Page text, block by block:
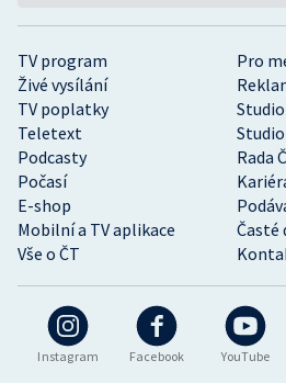
Instagram Facebook YouTube
TV program
Pro
Živé vysílání
TV poplatky
Teletext
Podcasty
Rada
Počasí
E-shop
Mobilní a TV aplikace
Časté
Vše o ČT